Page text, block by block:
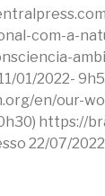
com-a-
01/2022-
en/our-
https://
22/07/